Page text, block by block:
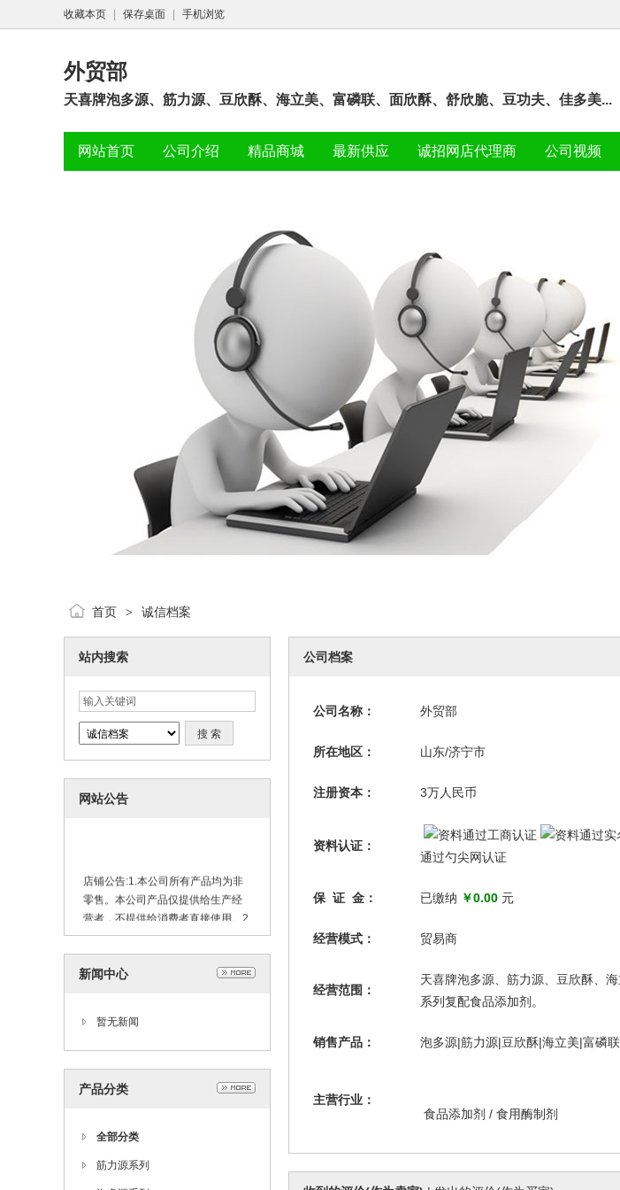
收藏本页 保存桌面 手机浏览
外贸部
天喜牌泡多源、筋力源、豆欣酥、海立美、富磷联、面欣酥、舒欣脆、豆功夫、佳多美...
网站首页 公司介绍 精品商城 最新供应 诚招网店代理商 公司视频
首页 > 诚信档案
站内搜索
网站公告
店铺公告:1.本公司所有产品均为非
零售。本公司产品仅提供给生产经
营者，不提供给消费者直接使用。2.
本公司产品只能添加到食品中，不
能直接食用。谨防儿童误食！3.对产
品配料表中成分过敏者，请勿接
中。5.购买本公司产品后必须先进行
新闻中心
暂无新闻
产品分类
全部分类
筋力源系列
公司档案
公司名称： 外贸部
所在地区： 山东/济宁市
注册资本： 3万人民币
资料认证：
通过勺尖网认证
保 证 金： 已缴纳 ￥0.00 元
经营模式： 贸易商
经营范围：
天喜牌泡多源、筋力源、豆欣酥、
系列复配食品添加剂。
销售产品： 泡多源|筋力源|豆欣酥|海立美|富磷
主营行业：
食品添加剂 / 食用酶制剂